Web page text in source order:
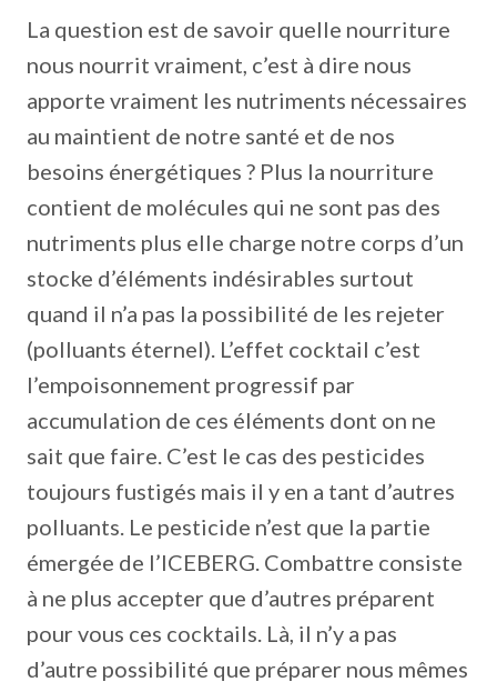
La question est de savoir quelle nourriture
nous nourrit vraiment, c’est à dire nous
apporte vraiment les nutriments nécessaires
au maintient de notre santé et de nos
besoins énergétiques ? Plus la nourriture
contient de molécules qui ne sont pas des
nutriments plus elle charge notre corps d’un
stocke d’éléments indésirables surtout
quand il n’a pas la possibilité de les rejeter
(polluants éternel). L’effet cocktail c’est
l’empoisonnement progressif par
accumulation de ces éléments dont on ne
sait que faire. C’est le cas des pesticides
toujours fustigés mais il y en a tant d’autres
polluants. Le pesticide n’est que la partie
émergée de l’ICEBERG. Combattre consiste
à ne plus accepter que d’autres préparent
pour vous ces cocktails. Là, il n’y a pas
d’autre possibilité que préparer nous mêmes